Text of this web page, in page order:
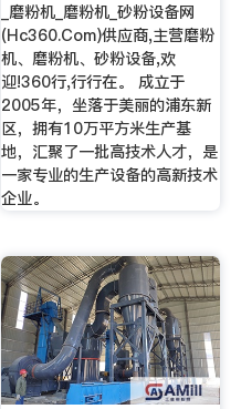
_磨粉机_磨粉机_砂粉设备网
(Hc360.Com)供应商,主营磨粉
机、磨粉机、砂粉设备,欢
迎!360行,行行在。 成立于
2005年，坐落于美丽的浦东新
区，拥有10万平方米生产基
地，汇聚了一批高技术人才，是
一家专业的生产设备的高新技术
企业。